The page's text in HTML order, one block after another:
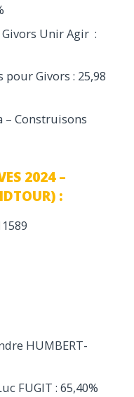
Unir Agir :
pour Givors : 25,98
– Construisons
2024 –
:
HUMBERT-
FUGIT : 65,40%